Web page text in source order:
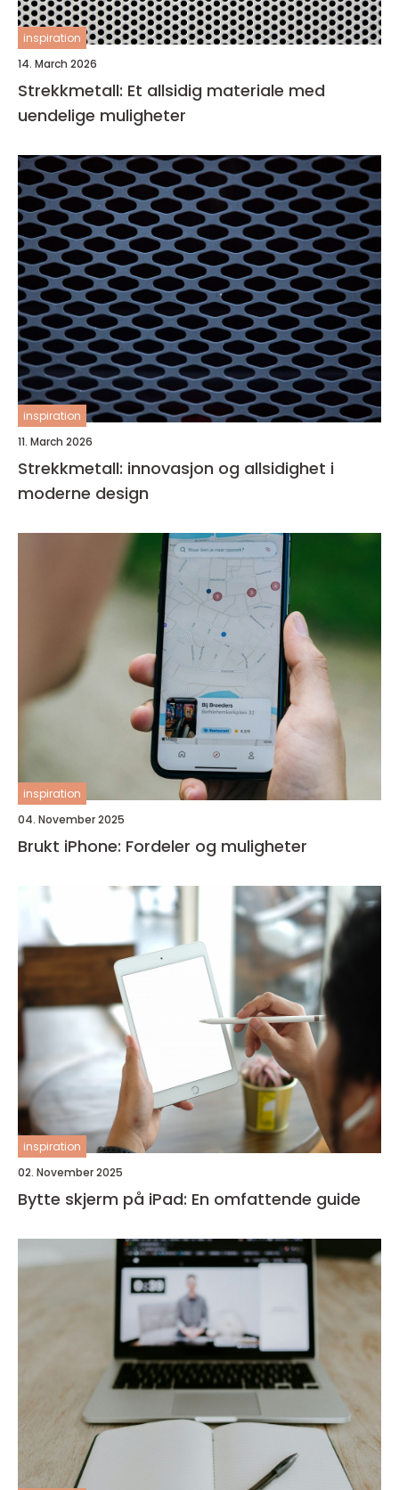
inspiration
14. March 2026
Strekkmetall: Et allsidig materiale med
uendelige muligheter
inspiration
11. March 2026
Strekkmetall: innovasjon og allsidighet i
moderne design
inspiration
04. November 2025
Brukt iPhone: Fordeler og muligheter
inspiration
02. November 2025
Bytte skjerm på iPad: En omfattende guide